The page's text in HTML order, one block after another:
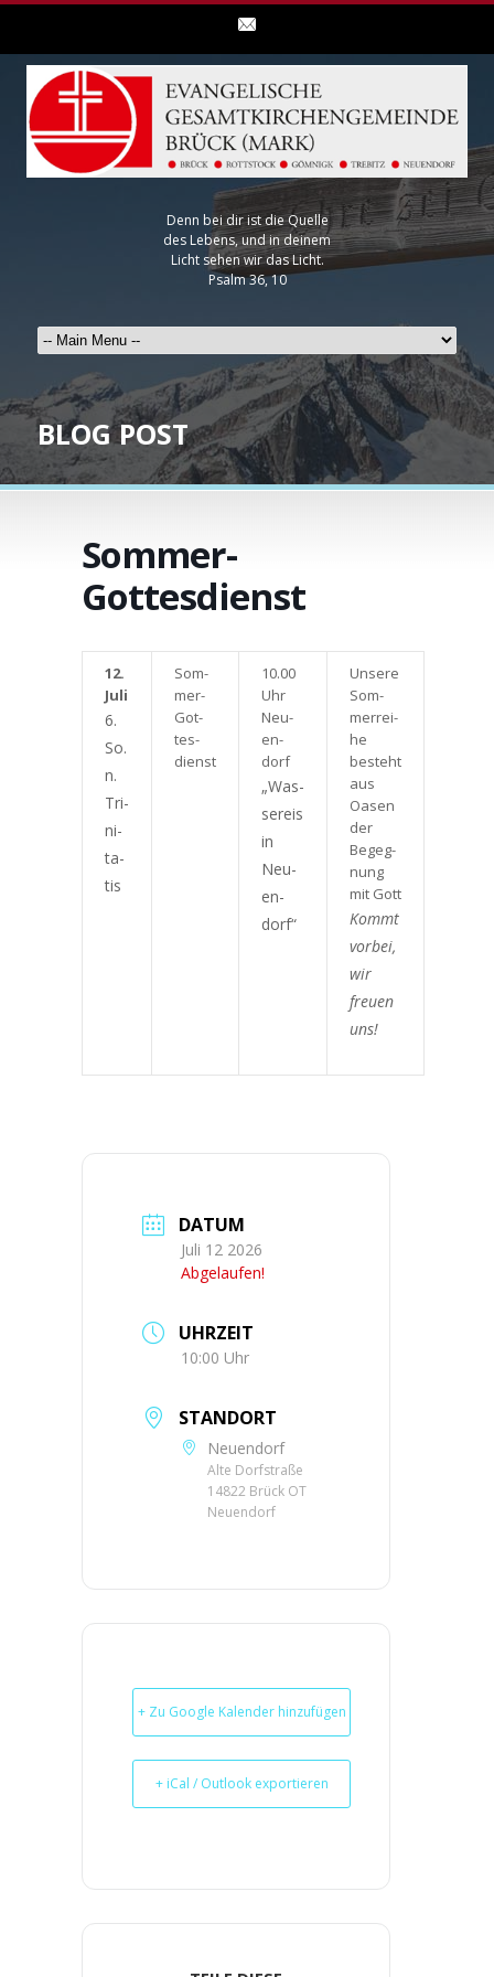
Denn bei dir ist die Quelle
des Lebens, und in deinem
Licht sehen wir das Licht.
Psalm 36, 10
BLOG POST
Sommer-
Gottesdienst
12.
Juli
6.
So.
n.
Tri­
ni­
ta­
tis
Som­
mer-
Got­
tes­
dienst
10.00
Uhr
Neu­
en­
dorf
„Was­
ser­eis
in
Neu­
en­
dorf“
Unse­re
Som­
mer­rei­
he
besteht
aus
Oasen
der
Begeg­
nung
mit Gott
Kommt
vor­bei,
wir
freu­en
uns!
DATUM
Juli 12 2026
Abgelaufen!
UHRZEIT
10:00 Uhr
STANDORT
Neuendorf
Alte Dorfstraße
14822 Brück OT
Neuendorf
+ Zu Google Kalender hinzufügen
+ iCal / Outlook exportieren